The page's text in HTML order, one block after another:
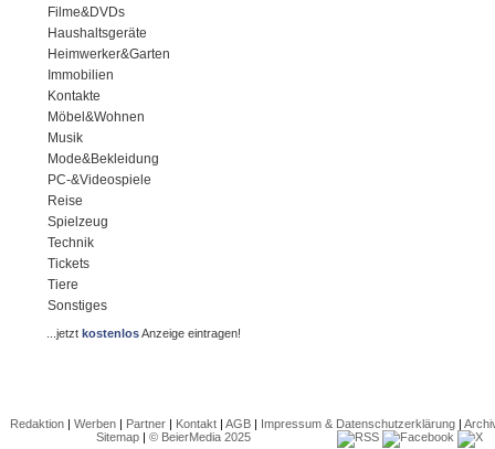
Filme&DVDs
Haushaltsgeräte
Heimwerker&Garten
Immobilien
Kontakte
Möbel&Wohnen
Musik
Mode&Bekleidung
PC-&Videospiele
Reise
Spielzeug
Technik
Tickets
Tiere
Sonstiges
...jetztkostenlosAnzeige eintragen!
Redaktion| Werben| Partner| Kontakt| AGB| Impressum & Datenschutzerklärung|
Sitemap| © BeierMedia 2025